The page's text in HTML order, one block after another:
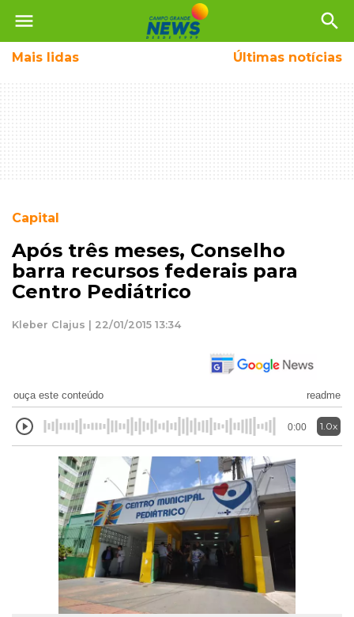
menu search
Mais lidas Últimas notícias
Capital
Após três meses, Conselho
barra recursos federais para
Centro Pediátrico
Kleber Clajus | 22/01/2015 13:34
ouça este conteúdo readme
0:00 1.0x